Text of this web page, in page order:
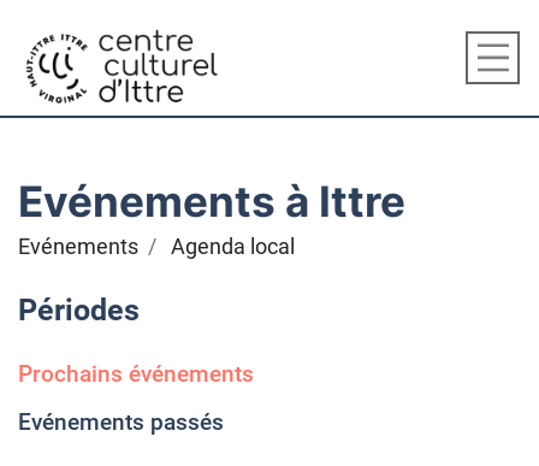
Evénements à Ittre
Evénements Agenda local
Périodes
Prochains événements
Evénements passés